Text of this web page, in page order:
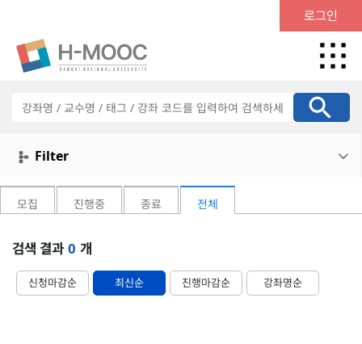
로그인
색
Filter 
모집 진행중 종료 전체
검색 결과 0 개
신청마감순 최신순 진행마감순 강좌명순